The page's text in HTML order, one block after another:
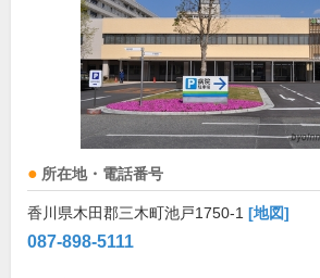
所在地・電話番号
香川県木田郡三木町池戸1750-1 [地図]
087-898-5111